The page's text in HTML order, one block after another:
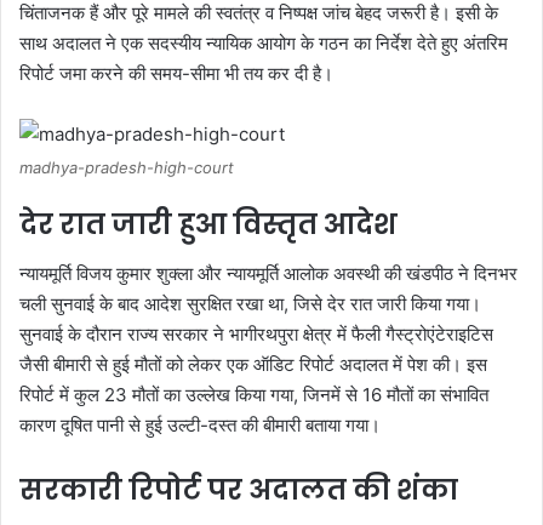
चिंताजनक हैं और पूरे मामले की स्वतंत्र व निष्पक्ष जांच बेहद जरूरी है। इसी के
साथ अदालत ने एक सदस्यीय न्यायिक आयोग के गठन का निर्देश देते हुए अंतरिम
रिपोर्ट जमा करने की समय-सीमा भी तय कर दी है।
madhya-pradesh-high-court
देर रात जारी हुआ विस्तृत आदेश
न्यायमूर्ति विजय कुमार शुक्ला और न्यायमूर्ति आलोक अवस्थी की खंडपीठ ने दिनभर
चली सुनवाई के बाद आदेश सुरक्षित रखा था, जिसे देर रात जारी किया गया।
सुनवाई के दौरान राज्य सरकार ने भागीरथपुरा क्षेत्र में फैली गैस्ट्रोएंटेराइटिस
जैसी बीमारी से हुई मौतों को लेकर एक ऑडिट रिपोर्ट अदालत में पेश की। इस
रिपोर्ट में कुल 23 मौतों का उल्लेख किया गया, जिनमें से 16 मौतों का संभावित
कारण दूषित पानी से हुई उल्टी-दस्त की बीमारी बताया गया।
सरकारी रिपोर्ट पर अदालत की शंका